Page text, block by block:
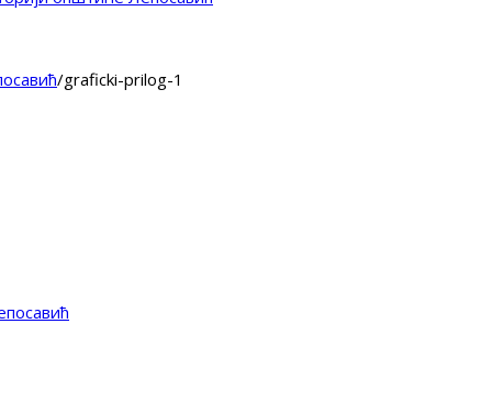
/graficki-prilog-1